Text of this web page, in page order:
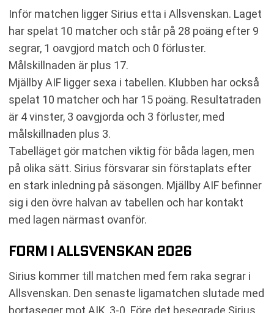
Inför matchen ligger Sirius etta i Allsvenskan. Laget
har spelat 10 matcher och står på 28 poäng efter 9
segrar, 1 oavgjord match och 0 förluster.
Målskillnaden är plus 17.
Mjällby AIF ligger sexa i tabellen. Klubben har också
spelat 10 matcher och har 15 poäng. Resultatraden
är 4 vinster, 3 oavgjorda och 3 förluster, med
målskillnaden plus 3.
Tabelläget gör matchen viktig för båda lagen, men
på olika sätt. Sirius försvarar sin förstaplats efter
en stark inledning på säsongen. Mjällby AIF befinner
sig i den övre halvan av tabellen och har kontakt
med lagen närmast ovanför.
FORM I ALLSVENSKAN 2026
Sirius kommer till matchen med fem raka segrar i
Allsvenskan. Den senaste ligamatchen slutade med
bortaseger mot AIK, 3-0. Före det besegrade Sirius